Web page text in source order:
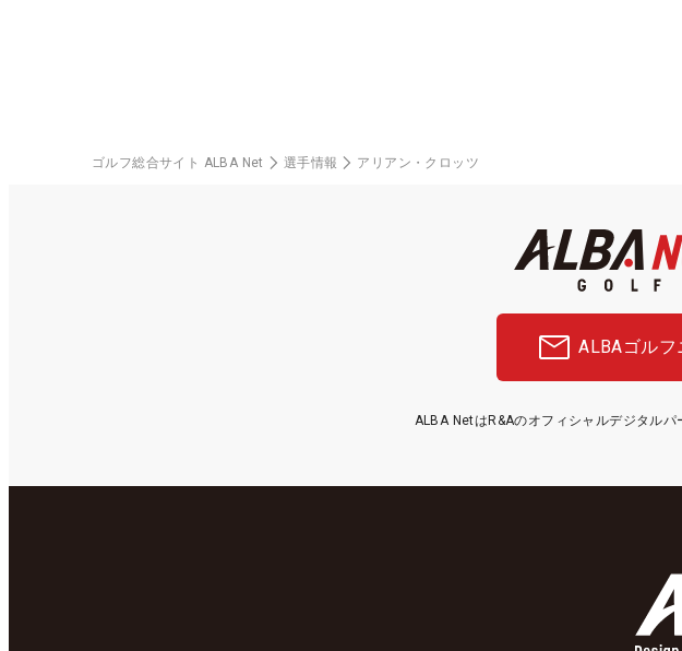
ゴルフ総合サイト ALBA Net 選手情報 アリアン・クロッツ
ALBAゴルフ
ALBA NetはR&Aのオフィシャルデジタルパ